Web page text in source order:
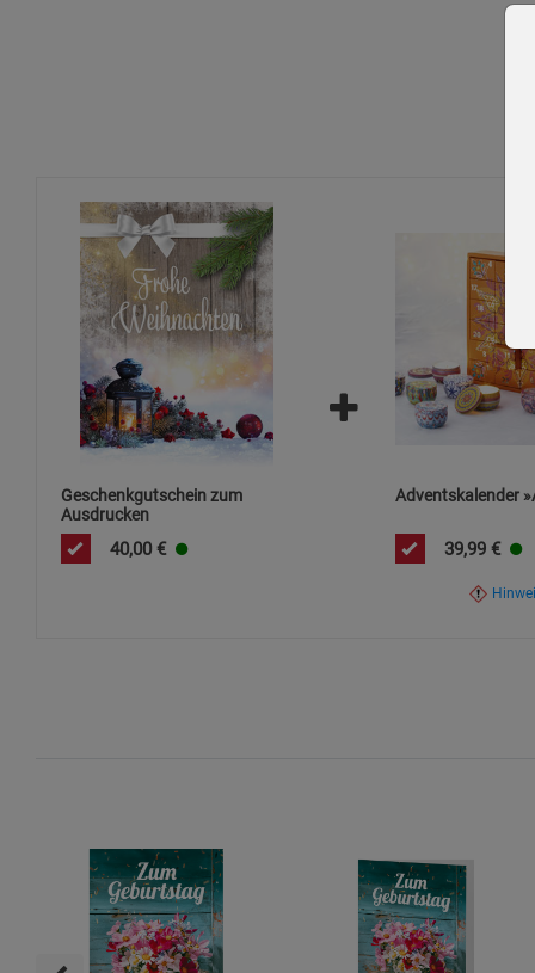
Geschenkgutschein zum
Ausdrucken
40,00 €
Adventskalender
39,99 €